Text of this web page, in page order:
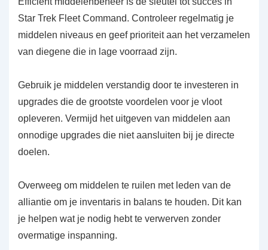
Star Trek Fleet Command. Controleer regelmatig je
middelen niveaus en geef prioriteit aan het verzamelen
van diegene die in lage voorraad zijn.
Gebruik je middelen verstandig door te investeren in
upgrades die de grootste voordelen voor je vloot
opleveren. Vermijd het uitgeven van middelen aan
onnodige upgrades die niet aansluiten bij je directe
doelen.
Overweeg om middelen te ruilen met leden van de
alliantie om je inventaris in balans te houden. Dit kan
je helpen wat je nodig hebt te verwerven zonder
overmatige inspanning.